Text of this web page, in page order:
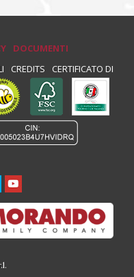
DOCUMENTI
CREDITS CERTIFICATO DI